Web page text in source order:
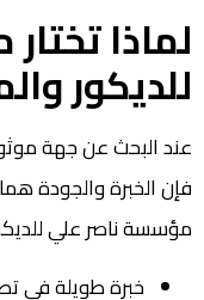
لماذا
للديكور
عند البحث عن جهة
فإن الخبرة والجودة
مؤسسة ناصر علي
خبرة طويلة في